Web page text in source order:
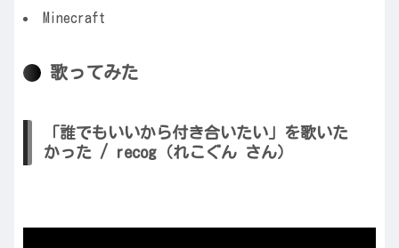
Minecraft
歌ってみた
「誰でもいいから付き合いたい」を歌いた
かった / recog（れこぐん さん）